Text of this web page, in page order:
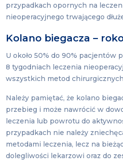
przypadkach opornych na
nieoperacyjnego trwającego
Kolano biegacza –
U około 50% do 90% pacjentów
8 tygodniach leczenia
wszystkich metod
Należy pamiętać, że kolano
przebieg i może nawrócić w
leczenia lub powrotu do
przypadkach nie należy
metodami leczenia, lecz na
dolegliwości lekarzowi oraz do